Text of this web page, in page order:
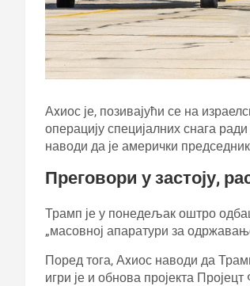
Аxиос је, позивајући се на
операцију специјалних снага
наводи да је амерички
Преговори у застоју,
Трамп је у понедељак оштро
„масовној апаратури за
Поред тога, Аxиос наводи да
игри је и обнова пројекта